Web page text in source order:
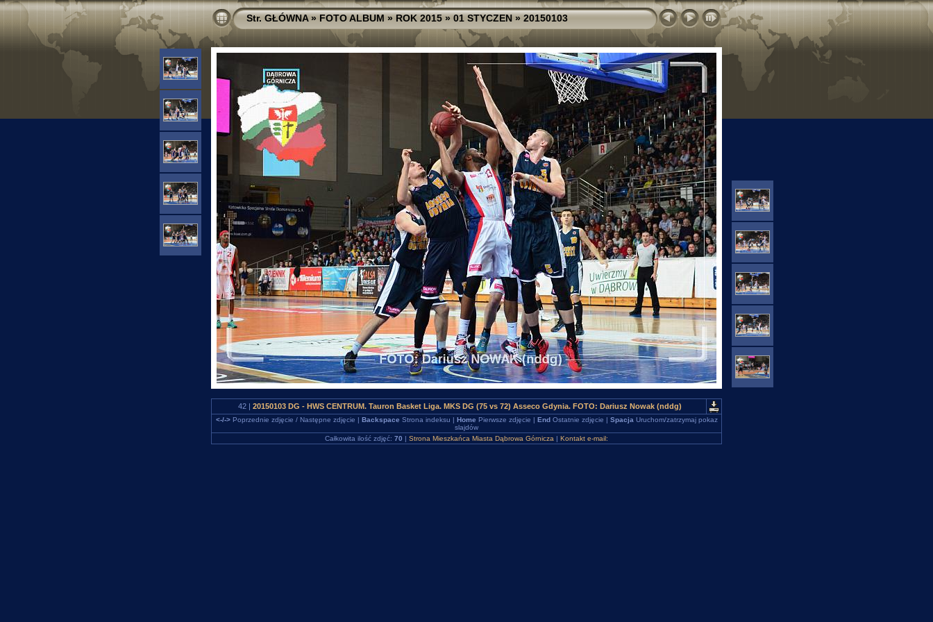
Str. GŁÓWNA»FOTO ALBUM»ROK 2015»01 STYCZEN»20150103
42 | 20150103 DG - HWS CENTRUM. Tauron Basket Liga. MKS DG (75 vs 72) Asseco Gdynia. FOTO: Dariusz Nowak (nddg)
<-/->Poprzednie zdjęcie / Następne zdjęcie | Backspace Strona indeksu | Home Pierwsze zdjęcie | EndOstatnie zdjęcie | Spacja Uruchom/zatrzymaj pokaz
slajdów
Całkowita ilość zdjęć: 70 | Strona Mieszkańca Miasta Dąbrowa Górnicza | Kontakt e-mail: